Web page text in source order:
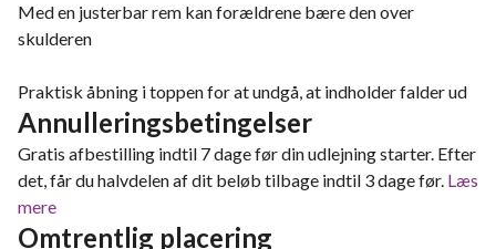
Med en justerbar rem kan forældrene bære den over
skulderen
Praktisk åbning i toppen for at undgå, at indholder falder ud
Annulleringsbetingelser
Gratis afbestilling indtil 7 dage før din udlejning starter. Efter
det, får du halvdelen af dit beløb tilbage indtil 3 dage før. Læs
mere
Omtrentlig placering